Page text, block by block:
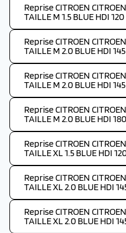
Reprise CITROEN
TAILLE M 1.5 BLUE HDI
Reprise CITROEN
TAILLE M 2.0 BLUE HDI
Reprise CITROEN
TAILLE M 2.0 BLUE HDI
Reprise CITROEN
TAILLE M 2.0 BLUE HDI
Reprise CITROEN
TAILLE XL 1.5 BLUE HDI
Reprise CITROEN
TAILLE XL 2.0 BLUE HDI
Reprise CITROEN
TAILLE XL 2.0 BLUE HDI